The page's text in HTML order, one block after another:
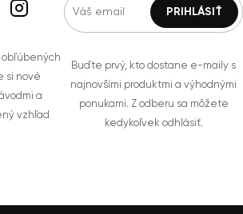
obľúbených
si nové
a
vzhľad
Buďte prvý, kto dostane e-maily s
najnovšími produktmi a výhodnými
ponukami. Z odberu sa môžete
kedykoľvek odhlásiť.